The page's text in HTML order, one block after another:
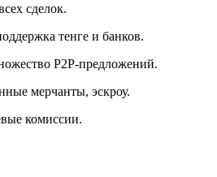
сделок.
тенге и банков.
P2P-предложений.
мерчанты, эскроу.
комиссии.